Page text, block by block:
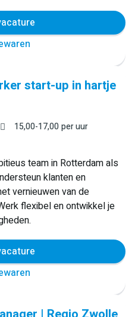
start-up in hartje
15,00-17,00per uur
team in Rotterdam als
klanten en
vernieuwen van de
flexibel en ontwikkel je